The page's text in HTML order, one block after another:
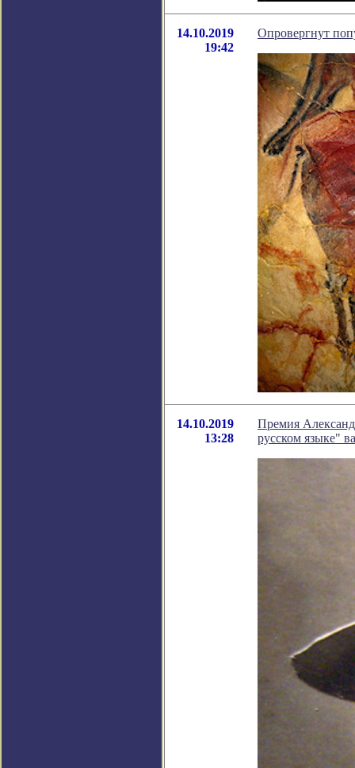
14.10.2019
19:42
Опровергнут
14.10.2019
13:28
Премия
русском языке"